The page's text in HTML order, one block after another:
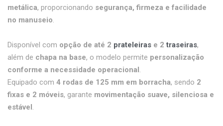
metálica, proporcionando segurança, firmeza e facilidade
no manuseio.
Disponível com opção de até 2 prateleiras e 2traseiras,
além de chapa na base, o modelo permite personalização
conforme a necessidade operacional.
Equipado com 4 rodas de 125 mm em borracha, sendo 2
fixas e 2 móveis, garante movimentação suave, silenciosa e
estável.